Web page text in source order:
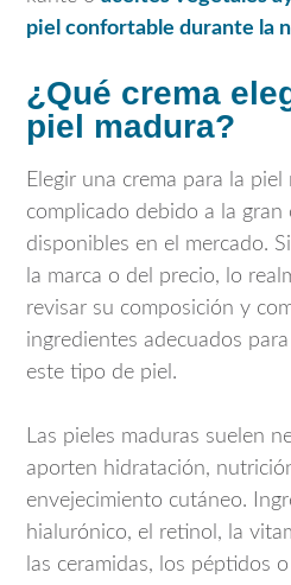
piel confortable durante la
¿Qué crema
piel madura?
Elegir una crema para la
complicado debido a la
disponibles en el mercado.
la marca o del precio, lo
revisar su composición y
ingredientes adecuados
este tipo de piel.
Las pieles maduras suelen
aporten hidratación,
envejecimiento cutáneo.
hialurónico, el retinol, la
las ceramidas, los péptidos